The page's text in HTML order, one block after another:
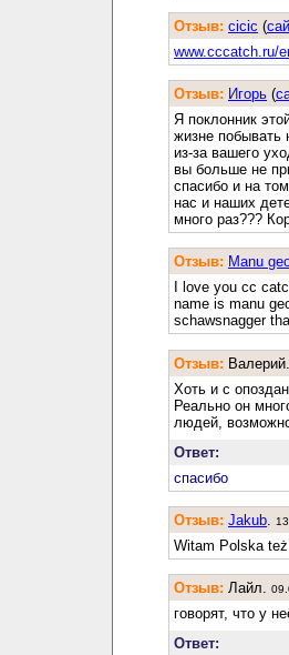
Отзыв: cicic (
www.cccatch.ru/
Отзыв: Игорь (
Я поклонник
жизне побывать
из-за вашего
вы больше не
спасибо и на
нас и наших
много раз???
Отзыв: Manu
I love you cc
name is manu
schawsnagger
Отзыв: Валерий.
Хоть и с
Реально он
людей,
Ответ:
спасибо
Отзыв: Jakub.
Witam Polska
Отзыв: Лайл.
говорят, что у
Ответ: